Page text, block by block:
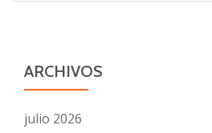
ARCHIVOS
julio 2026